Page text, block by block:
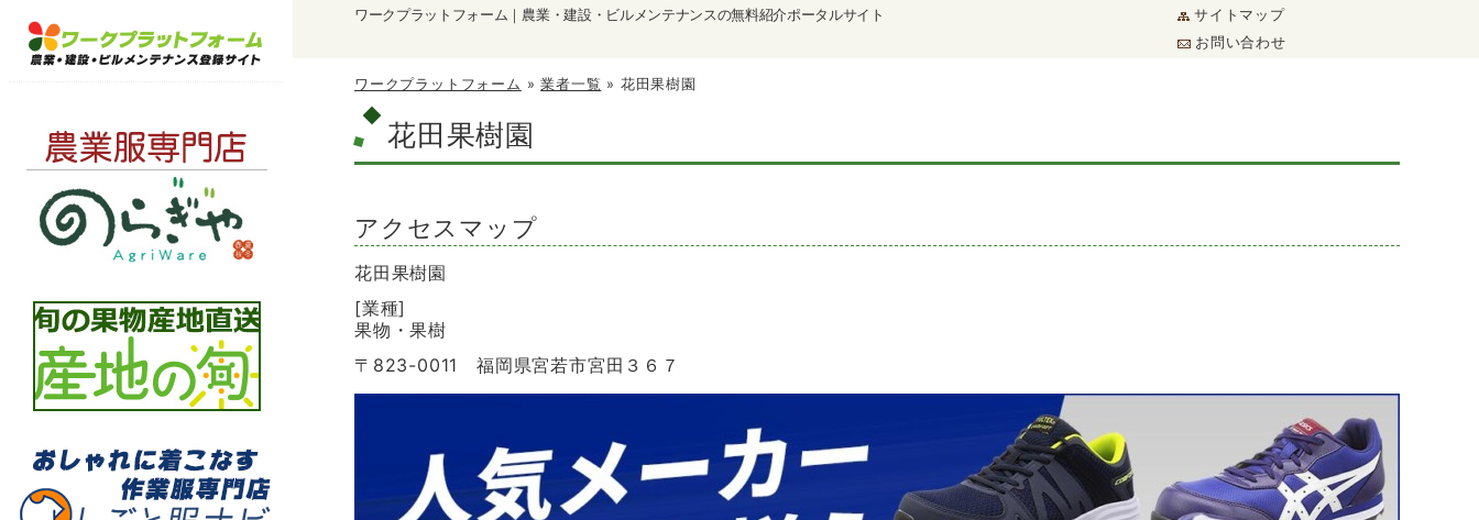
ワークプラットフォーム｜農業・建設・ビルメンテナンスの無料紹介ポータルサイト
サイトマップ
お問い合わせ
ワークプラットフォーム »業者一覧 » 花田果樹園
花田果樹園
アクセスマップ
花田果樹園
[業種]
果物・果樹
〒823-0011 福岡県宮若市宮田３６７